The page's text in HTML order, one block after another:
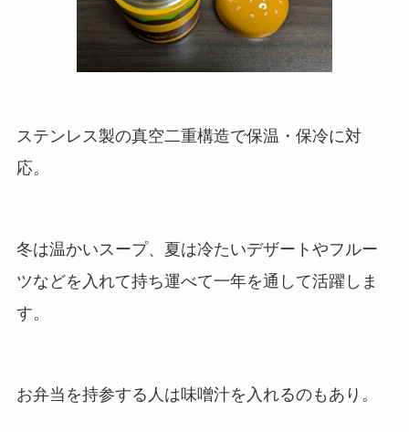
ステンレス製の真空二重構造で保温・保冷に対
応。
冬は温かいスープ、夏は冷たいデザートやフルー
ツなどを入れて持ち運べて一年を通して活躍しま
す。
お弁当を持参する人は味噌汁を入れるのもあり。